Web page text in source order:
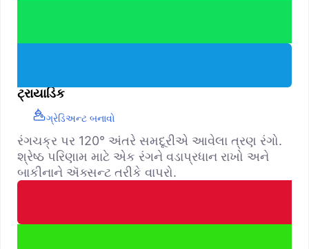
ટ્રાયાડિક
ગ્રેડિઅન્ટ બનાવો
રંગચક્ર પર 120° અંતરે સમદૂરીએ આવેલા ત્રણ રંગો.
શ્રેષ્ઠ પરિણામ માટે એક રંગને વડાપ્રધાન રાખો અને
બાકીનાને ઍક્સન્ટ તરીકે વાપરો.